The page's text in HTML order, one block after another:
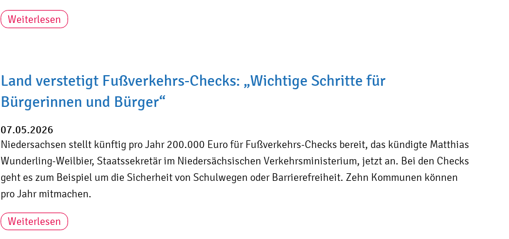
Weiterlesen
Land verstetigt Fußverkehrs-Checks: „Wichtige Schritte für
Bürgerinnen und Bürger“
07.05.2026
Niedersachsen stellt künftig pro Jahr 200.000 Euro für Fußverkehrs-Checks bereit, das kündigte Matthias
Wunderling-Weilbier, Staatssekretär im Niedersächsischen Verkehrsministerium, jetzt an. Bei den Checks
geht es zum Beispiel um die Sicherheit von Schulwegen oder Barrierefreiheit. Zehn Kommunen können
pro Jahr mitmachen.
Weiterlesen